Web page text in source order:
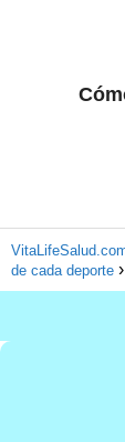
de cada deporte